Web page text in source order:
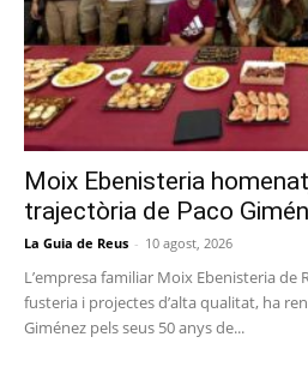
Moix Ebenisteria
trajectòria de Paco
La Guia de Reus - 10 agost, 2026
L’empresa familiar Moix Ebenisteria de
fusteria i projectes d’alta qualitat, ha
Giménez pels seus 50 anys de...